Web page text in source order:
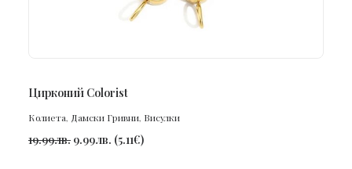
Цирконий Colorist
Колиета, Дамски Гривни, Висулки
19.99лв. 9.99лв. (5.11€)